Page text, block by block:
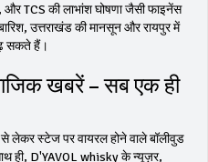
और TCS की लाभांश घोषणा जैसी फाइनेंस
उत्तराखंड की मानसून और रायपुर में
सकते हैं।
खबरें – सब एक ही
लेकर स्टेज पर वायरल होने वाले बॉलीवुड
ही, D'YAVOL whisky के न्यूज़र,